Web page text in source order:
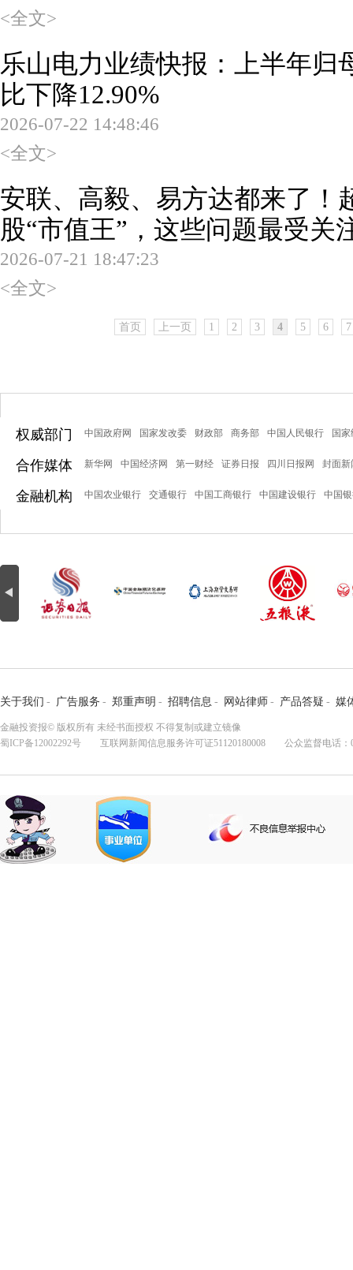
<全文>
乐山电力业绩快报：上半年归
比下降12.90%
2026-07-22 14:48:46
<全文>
安联、高毅、易方达都来了！
股“市值王”，这些问题最受关
2026-07-21 18:47:23
<全文>
首页 上一页 1 2 3 4 5 6 7
权威部门 中国政府网 国家发改委 财政部 商务部 中国人民银行 国
合作媒体 新华网 中国经济网 第一财经 证券日报 四川日报网 封面新
金融机构 中国农业银行 交通银行 中国工商银行 中国建设银行 中国
关于我们 - 广告服务 - 郑重声明 - 招聘信息 - 网站律师 - 产品答疑 - 媒
金融投资报© 版权所有 未经书面授权 不得复制或建立镜像
蜀ICP备12002292号 互联网新闻信息服务许可证51120180008 公众监督电话：